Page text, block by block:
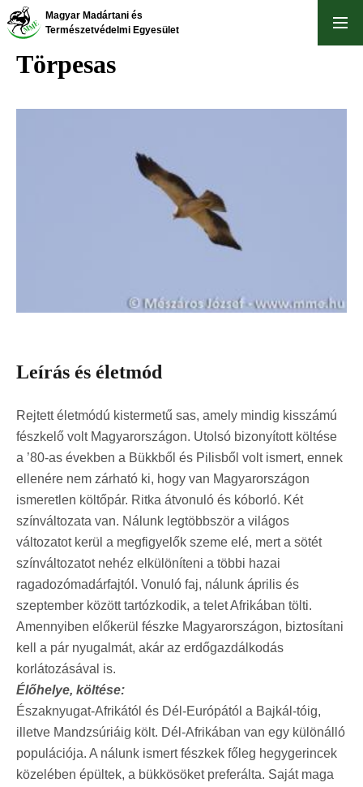
Ugrás
tartalomra
Magyar Madártani és
Természetvédelmi Egyesület
Törpesas
Leírás és életmód
Rejtett életmódú kistermetű sas, amely mindig kisszámú
fészkelő volt Magyarországon. Utolsó bizonyított költése
a ’80-as években a Bükkből és Pilisből volt ismert, ennek
ellenére nem zárható ki, hogy van Magyarországon
ismeretlen költőpár. Ritka átvonuló és kóborló. Két
színváltozata van. Nálunk legtöbbször a világos
változatot kerül a megfigyelők szeme elé, mert a sötét
színváltozatot nehéz elkülöníteni a többi hazai
ragadozómadárfajtól. Vonuló faj, nálunk április és
szeptember között tartózkodik, a telet Afrikában tölti.
Amennyiben előkerül fészke Magyarországon, biztosítani
kell a pár nyugalmát, akár az erdőgazdálkodás
korlátozásával is.
Élőhelye, költése:
Északnyugat-Afrikától és Dél-Európától a Bajkál-tóig,
illetve Mandzsúriáig költ. Dél-Afrikában van egy különálló
populációja. A nálunk ismert fészkek főleg hegygerincek
közelében épültek, a bükkösöket preferálta. Saját maga